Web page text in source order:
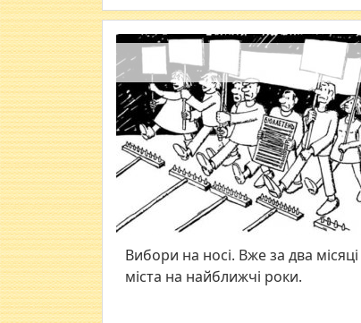
Вибори на носі. Вже за два
міста на найближчі роки.